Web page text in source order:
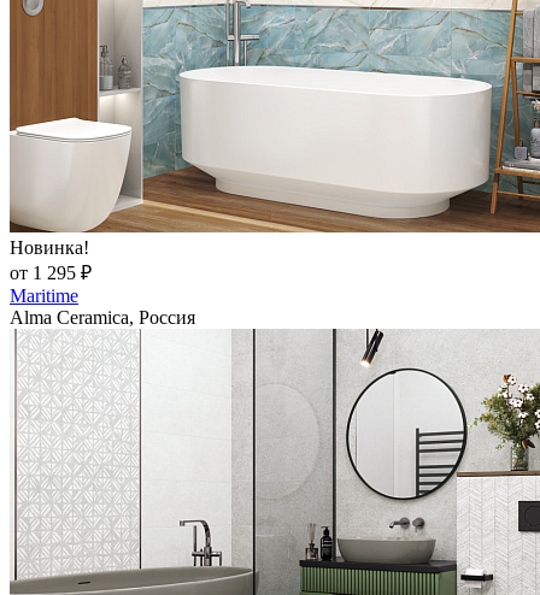
Новинка!
от 1 295 ₽
Maritime
Alma Ceramica, Россия